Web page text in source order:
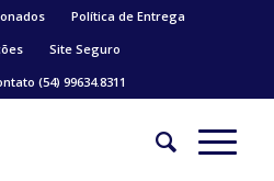
Política de Entrega
Site Seguro
(54) 99634.8311